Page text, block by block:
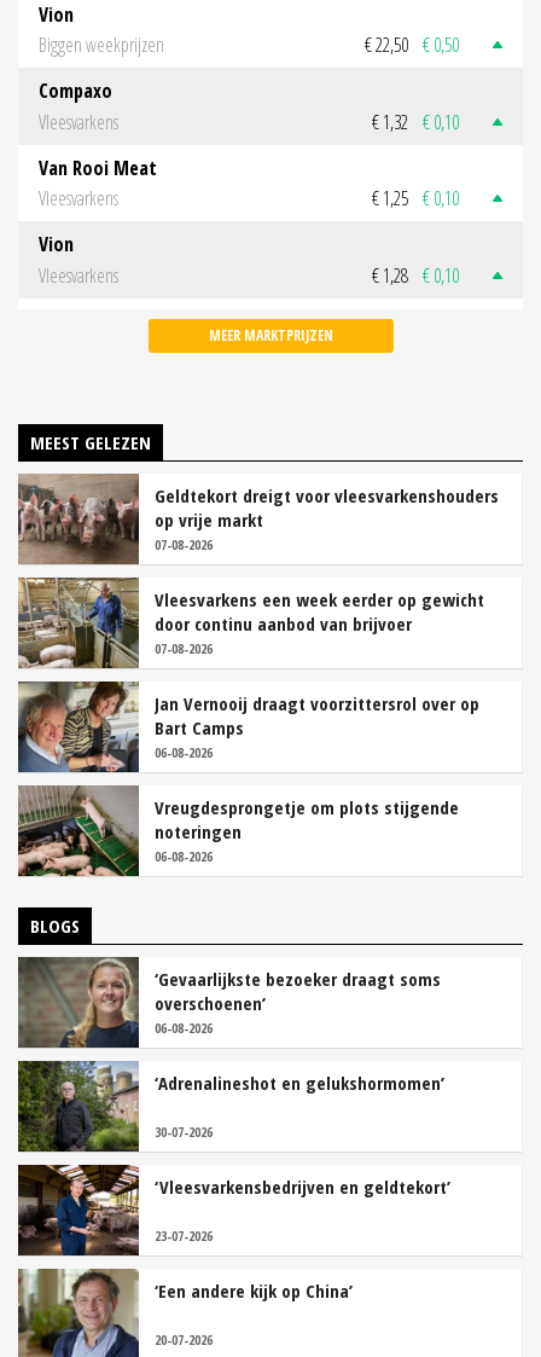
Vion
Biggen weekprijzen
€ 22,50 € 0,50
Compaxo
Vleesvarkens
€ 1,32 € 0,10
Van Rooi Meat
Vleesvarkens
€ 1,25 € 0,10
Vion
Vleesvarkens
€ 1,28 € 0,10
MEER MARKTPRIJZEN
MEEST GELEZEN
Geldtekort dreigt voor vleesvarkenshouders
op vrije markt
07-08-2026
Vleesvarkens een week eerder op gewicht
door continu aanbod van brijvoer
07-08-2026
Jan Vernooij draagt voorzittersrol over op
Bart Camps
06-08-2026
Vreugdesprongetje om plots stijgende
noteringen
06-08-2026
BLOGS
‘Gevaarlijkste bezoeker draagt soms
overschoenen’
06-08-2026
‘Adrenalineshot en gelukshormomen’
30-07-2026
‘Vleesvarkensbedrijven en geldtekort’
23-07-2026
‘Een andere kijk op China’
20-07-2026